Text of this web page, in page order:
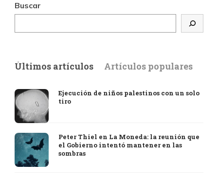
Buscar
Últimos artículos Artículos populares
Ejecución de niños palestinos con un solo
tiro
Peter Thiel en La Moneda: la reunión que
el Gobierno intentó mantener en las
sombras